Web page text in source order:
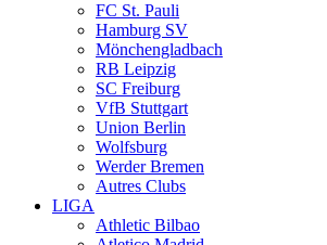
FC St. Pauli
Hamburg SV
Mönchengladbach
RB Leipzig
SC Freiburg
VfB Stuttgart
Union Berlin
Wolfsburg
Werder Bremen
Autres Clubs
LIGA
Athletic Bilbao